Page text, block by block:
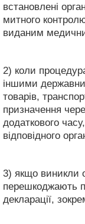
встановлені
митного
виданим
2) коли
іншими
товарів,
призначення
додаткового
відповідного
3) якщо виникли
перешкоджають
декларації,